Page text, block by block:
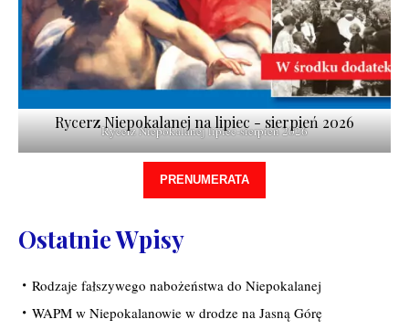
Rycerz Niepokalanej lipiec-sierpień 2026
Rycerz Niepokalanej na lipiec - sierpień 2026
PRENUMERATA
Ostatnie Wpisy
Rodzaje fałszywego nabożeństwa do Niepokalanej
WAPM w Niepokalanowie w drodze na Jasną Górę